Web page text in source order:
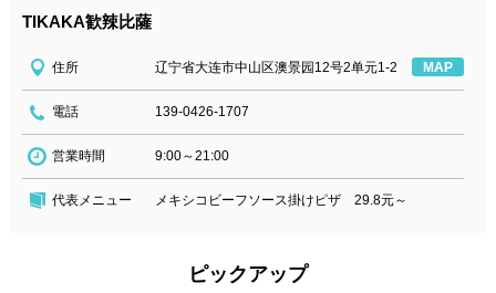
TIKAKA歓辣比薩
住所 辽宁省大连市中山区澳景园12号2单元1-2 MAP
電話 139-0426-1707
営業時間 9:00～21:00
代表メニュー メキシコビーフソース掛けピザ 29.8元～
ピックアップ